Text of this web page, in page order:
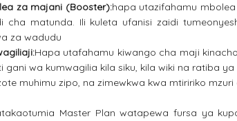
za majani (Booster):hapa utazifahamu
cha matunda. Ili kuleta ufanisi zaidi
za wadudu
Hapa utafahamu kiwango cha maji
gani wa kumwagilia kila siku, kila wiki na ratiba ya
muhimu zipo, na zimewkwa kwa mtiririko
Master Plan watapewa fursa ya